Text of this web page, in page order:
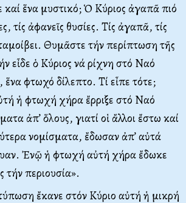
ἕνα μυστικό; Ὁ Κύριος ἀγαπᾶ πιό
τίς ἀφανεῖς θυσίες. Τίς ἀγαπᾶ, τίς
Θυμᾶστε τήν περίπτωση τῆς
εἶδε ὁ Κύριος νά ρίχνη στό Ναό
ἕνα φτωχό δίλεπτο. Τί εἶπε τότε;
ἡ φτωχή χήρα ἔρριξε στό Ναό
ἀπ’ ὅλους, γιατί οἱ ἄλλοι ἔστω καί
νομίσματα, ἔδωσαν ἀπ’ αὐτά
Ἐνῷ ἡ φτωχή αὐτή χήρα ἔδωκε
τήν περιουσία».
ἔκανε στόν Κύριο αὐτή ἡ μικρή